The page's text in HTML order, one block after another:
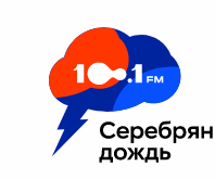
Москва 100.1 FM